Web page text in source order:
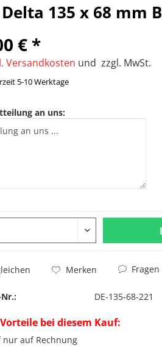
135 x 68 mm
€ *
Versandkosten und zzgl. MwSt.
5-10 Werktage
an uns:
Merken
DE-135-68-221
bei diesem Kauf:
nur auf Rechnung